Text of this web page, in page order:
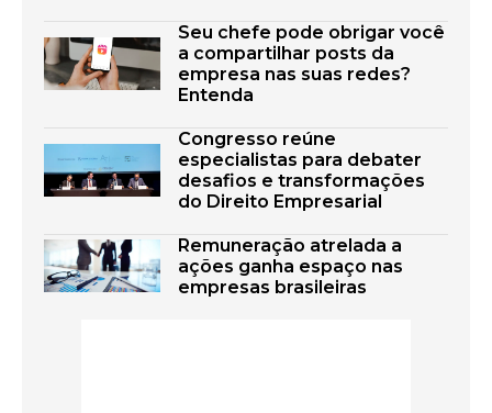
Seu chefe pode obrigar você
a compartilhar posts da
empresa nas suas redes?
Entenda
Congresso reúne
especialistas para debater
desafios e transformações
do Direito Empresarial
Remuneração atrelada a
ações ganha espaço nas
empresas brasileiras